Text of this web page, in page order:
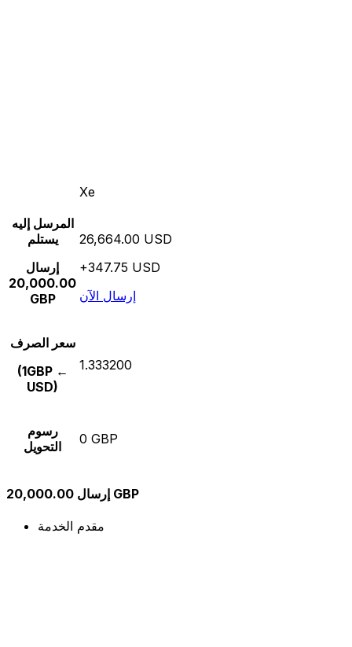
Xe
المرسل إليه
يستلم
إرسال
20,000.00
GBP
26,664.00 USD
+347.75 USD
إرسال الآن
سعر الصرف
(1GBP ←
USD)
1.333200
رسوم
التحويل
0 GBP
إرسال 20,000.00 GBP
مقدم الخدمة